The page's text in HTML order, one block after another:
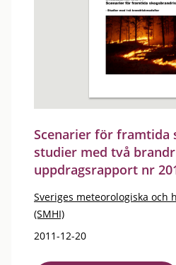
Scenarier för framtida
studier med två
uppdragsrapport nr
Sveriges meteorologiska och
(SMHI)
2011-12-20